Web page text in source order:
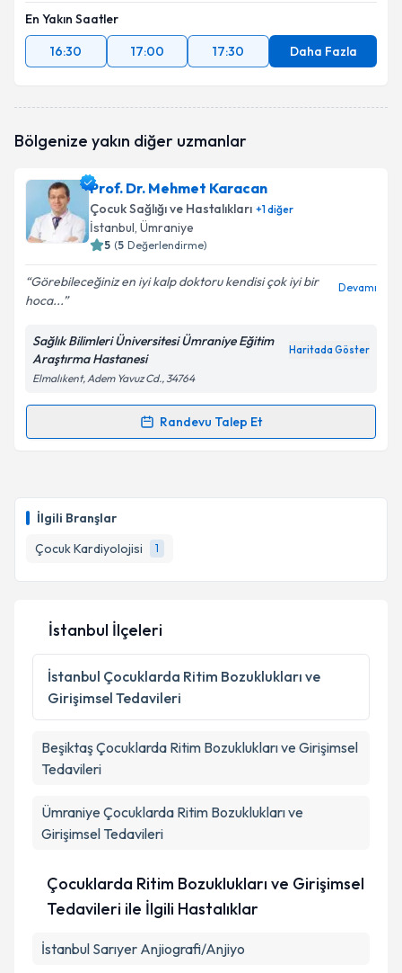
İlgili Branşlar
Çocuk Kardiyolojisi
1
En Yakın Saatler
16:30
17:00 17:30 Daha Fazla
Bölgenize yakın diğer uzmanlar
Prof. Dr. Mehmet Karacan
Çocuk Sağlığı ve Hastalıkları +1diğer
İstanbul, Ümraniye
5 (5 Değerlendirme)
Görebileceğiniz en iyi kalp doktoru kendisi çok iyi bir
hoca...
Devamı
Sağlık Bilimleri Üniversitesi Ümraniye Eğitim
Araştırma Hastanesi
Haritada Göster
Elmalıkent, Adem Yavuz Cd., 34764
Randevu Talep Et
Randevu Takvimi Talebi
için bir takvim hazırlandığında e-posta ile
bilgilendireceğiz.
E-posta Adresiniz
Kişisel verilerimin işlenmesine ilişkin
Metni'ni okudum ve kişisel verilerimin belirtilen
kapsamda işlenmesini kabul ediyorum.
İstanbul İlçeleri
İstanbul Çocuklarda Ritim Bozuklukları ve
Girişimsel Tedavileri
BeşiktaşÇocuklarda Ritim Bozuklukları ve Girişimsel
Tedavileri
Ümraniye Çocuklarda Ritim Bozuklukları ve
Girişimsel Tedavileri
Çocuklarda Ritim Bozuklukları ve Girişimsel
Tedavileri ile İlgili Hastalıklar
İstanbul Sarıyer Anjiografi/Anjiyo